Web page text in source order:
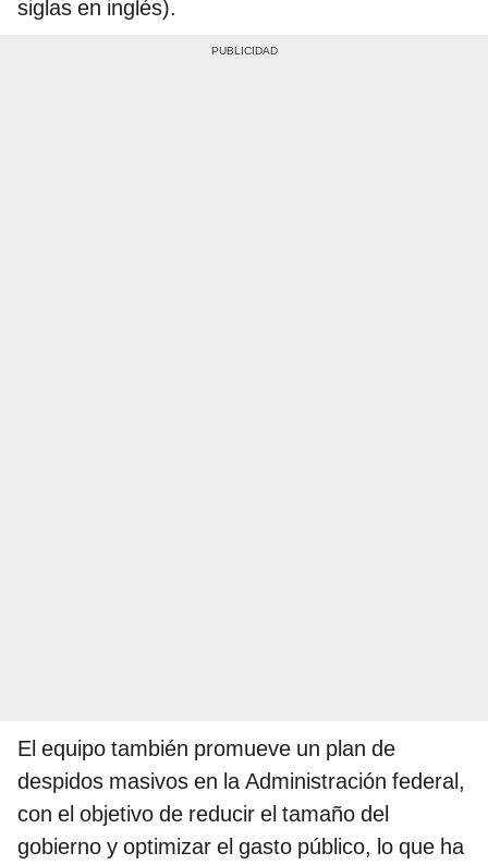
siglas en inglés).
El equipo también promueve un plan de
despidos masivos en la Administración federal,
con el objetivo de reducir el tamaño del
gobierno y optimizar el gasto público, lo que ha